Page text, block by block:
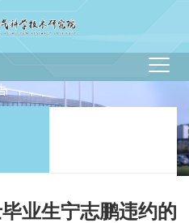
业生宁志鹏违约的